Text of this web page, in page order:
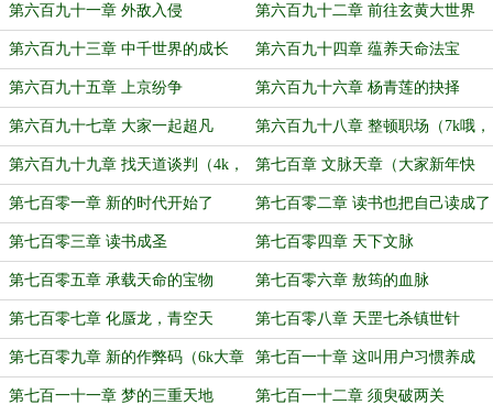
求月票哟） 求月票）
第六百九十一章 外敌入侵 第六百九十二章 前往玄黄大世界
第六百九十三章 中千世界的成长 第六百九十四章 蕴养天命法宝
第六百九十五章 上京纷争 第六百九十六章 杨青莲的抉择
第六百九十七章 大家一起超凡 第六百九十八章 整顿职场（7k哦，
求月票）
第六百九十九章 找天道谈判（4k，
祝大家新年快乐哦）
第七百章 文脉天章（大家新年快
乐！）
第七百零一章 新的时代开始了 第七百零二章 读书也把自己读成了
神仙
第七百零三章 读书成圣 第七百零四章 天下文脉
第七百零五章 承载天命的宝物 第七百零六章 敖筠的血脉
第七百零七章 化蜃龙，青空天
（4k）
第七百零八章 天罡七杀镇世针
（4k，求月票哟）
第七百零九章 新的作弊码（6k大章
哦，大家多多支持）
第七百一十章 这叫用户习惯养成
（4k，求月票哟）
第七百一十一章 梦的三重天地 第七百一十二章 须臾破两关